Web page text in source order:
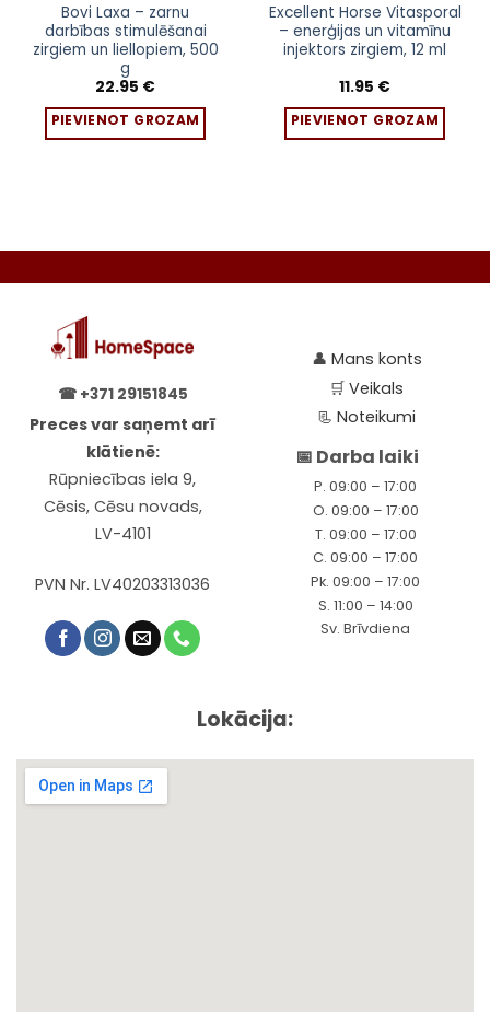
Bovi Laxa – zarnu
darbības stimulēšanai
zirgiem un liellopiem, 500
g
22.95 €
PIEVIENOT GROZAM
Excellent Horse Vitasporal
– enerģijas un vitamīnu
injektors zirgiem, 12 ml
11.95 €
PIEVIENOT GROZAM
☎ +371 29151845
Preces var saņemt arī
klātienē:
Rūpniecības iela 9,
Cēsis, Cēsu novads,
LV-4101
PVN Nr. LV40203313036
👤 Mans konts
🛒Veikals
📃Noteikumi
📅 Darba laiki
P. 09:00 – 17:00
O. 09:00 – 17:00
T. 09:00 – 17:00
C. 09:00 – 17:00
Pk. 09:00 – 17:00
S. 11:00 – 14:00
Sv. Brīvdiena
Lokācija: